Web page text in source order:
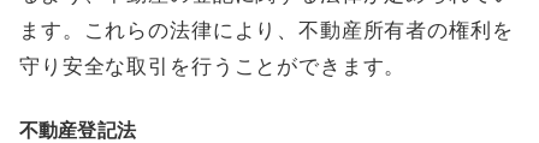
ます。これらの法律により、不動産所有者の権利を
守り安全な取引を行うことができます。
不動産登記法